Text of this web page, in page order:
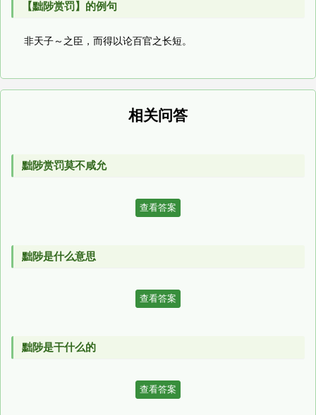
【黜陟赏罚】的例句
非天子～之臣，而得以论百官之长短。
相关问答
黜陟赏罚莫不咸允
查看答案
黜陟是什么意思
查看答案
黜陟是干什么的
查看答案